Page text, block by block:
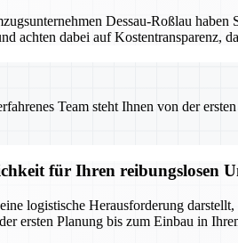
Dessau-Roßlau
achten dabei auf Kostentransparenz,
Team steht Ihnen von der
für Ihren reibungslosen
logistische Herausforderung
ersten Planung bis zum Einbau in